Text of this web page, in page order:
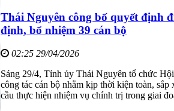
Thái Nguyên công bố quyết định
định, bổ nhiệm 39 cán bộ
02:25 29/04/2026
Sáng 29/4, Tỉnh ủy Thái Nguyên tổ chức
công tác cán bộ nhằm kịp thời kiện toàn,
cầu thực hiện nhiệm vụ chính trị trong giai